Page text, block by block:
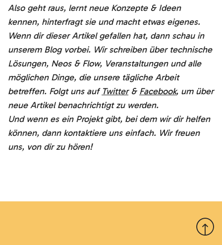
Also geht raus, lernt neue Konzepte & Ideen
kennen, hinterfragt sie und macht etwas eigenes.
Wenn dir dieser Artikel gefallen hat, dann schau in
unserem Blog vorbei. Wir schreiben über technische
Lösungen, Neos & Flow, Veranstaltungen und alle
möglichen Dinge, die unsere tägliche Arbeit
betreffen. Folgt uns auf Twitter& Facebook, um über
neue Artikel benachrichtigt zu werden.
Und wenn es ein Projekt gibt, bei dem wir dir helfen
können, dann kontaktiere uns einfach. Wir freuen
uns, von dir zu hören!
Nach